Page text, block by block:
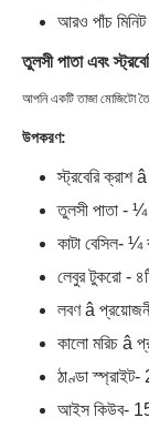
আরও পাঁচ
তুলসী পাতা এবং
আপনি একটি তাজা মোজিটো
উপকরণ:
স্ট্রবেরি ক্রাশ
তুলসী পাতা - ¼
কাটা বেসিল- ¼
লেবুর টুকরো -
লবণ â
কালো মরিচ â
ঠাণ্ডা
আইস কিউব-